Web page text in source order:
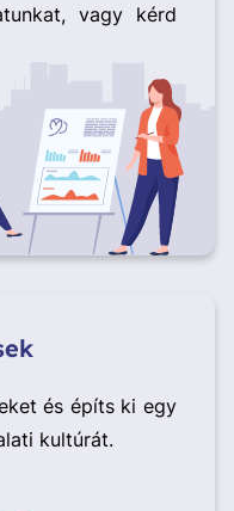
vagy kérd
és építs ki egy
kultúrát.